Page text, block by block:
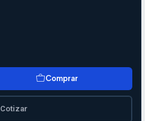
Comprar
Cotizar